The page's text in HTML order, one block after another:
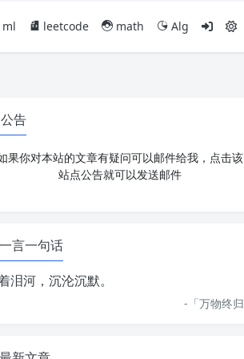
ml leetcode math Alg
公告
果你对本站的文章有疑问可以邮件给我，点击该
站点公告就可以发送邮件
一言一句话
泪河，沉沦沉默。
-「万物终归